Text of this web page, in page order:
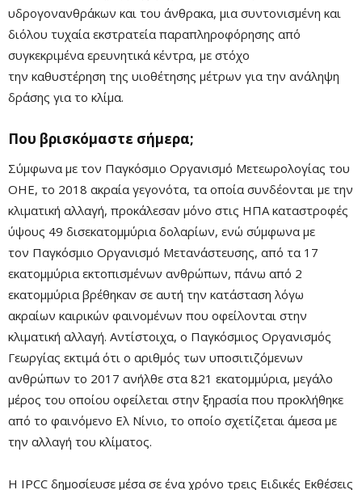
υδρογονανθράκων και του άνθρακα, μια συντονισμένη και
διόλου τυχαία εκστρατεία παραπληροφόρησης από
συγκεκριμένα ερευνητικά κέντρα, με στόχο
την καθυστέρηση της υιοθέτησης μέτρων για την ανάληψη
δράσης για το κλίμα.
Που βρισκόμαστε σήμερα;
Σύμφωνα με τον Παγκόσμιο Οργανισμό Μετεωρολογίας του
ΟΗΕ, το 2018 ακραία γεγονότα, τα οποία συνδέονται με την
κλιματική αλλαγή, προκάλεσαν μόνο στις ΗΠΑ καταστροφές
ύψους 49 δισεκατομμύρια δολαρίων, ενώ σύμφωνα με
τον Παγκόσμιο Οργανισμό Μετανάστευσης, από τα 17
εκατομμύρια εκτοπισμένων ανθρώπων, πάνω από 2
εκατομμύρια βρέθηκαν σε αυτή την κατάσταση λόγω
ακραίων καιρικών φαινομένων που οφείλονται στην
κλιματική αλλαγή. Αντίστοιχα, ο Παγκόσμιος Οργανισμός
Γεωργίας εκτιμά ότι ο αριθμός των υποσιτιζόμενων
ανθρώπων το 2017 ανήλθε στα 821 εκατομμύρια, μεγάλο
μέρος του οποίου οφείλεται στην ξηρασία που προκλήθηκε
από το φαινόμενο Ελ Νίνιο, το οποίο σχετίζεται άμεσα με
την αλλαγή του κλίματος.
Η IPCC δημοσίευσε μέσα σε ένα χρόνο τρεις Ειδικές Εκθέσεις